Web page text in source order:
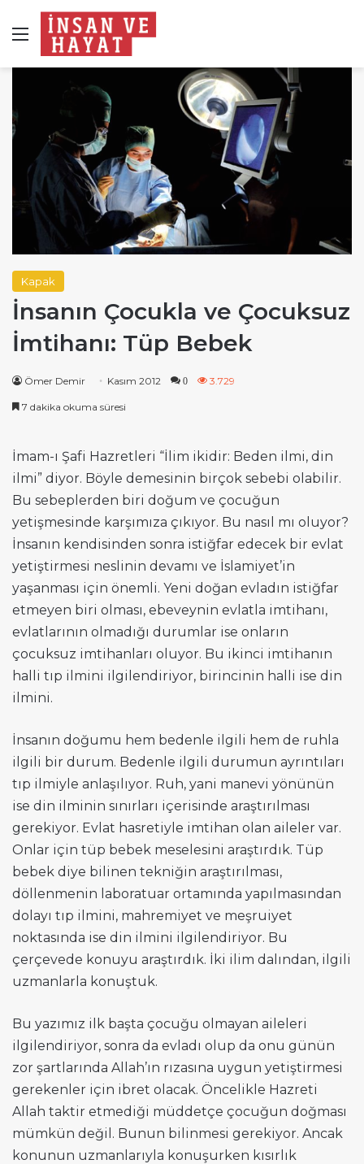
Menü
Kapak
İnsanın Çocukla ve Çocuksuz
İmtihanı: Tüp Bebek
Ömer Demir Kasım 2012 0 3.729
7 dakika okuma süresi
İmam-ı Şafi Hazretleri “İlim ikidir: Beden ilmi, din
ilmi” diyor. Böyle demesinin birçok sebebi olabilir.
Bu sebeplerden biri doğum ve çocuğun
yetişmesinde karşımıza çıkıyor. Bu nasıl mı oluyor?
İnsanın kendisinden sonra istiğfar edecek bir evlat
yetiştirmesi neslinin devamı ve İslamiyet’in
yaşanması için önemli. Yeni doğan evladın istiğfar
etmeyen biri olması, ebeveynin evlatla imtihanı,
evlatlarının olmadığı durumlar ise onların
çocuksuz imtihanları oluyor. Bu ikinci imtihanın
halli tıp ilmini ilgilendiriyor, birincinin halli ise din
ilmini.
İnsanın doğumu hem bedenle ilgili hem de ruhla
ilgili bir durum. Bedenle ilgili durumun ayrıntıları
tıp ilmiyle anlaşılıyor. Ruh, yani manevi yönünün
ise din ilminin sınırları içerisinde araştırılması
gerekiyor. Evlat hasretiyle imtihan olan aileler var.
Onlar için tüp bebek meselesini araştırdık. Tüp
bebek diye bilinen tekniğin araştırılması,
döllenmenin laboratuar ortamında yapılmasından
dolayı tıp ilmini, mahremiyet ve meşruiyet
noktasında ise din ilmini ilgilendiriyor. Bu
çerçevede konuyu araştırdık. İki ilim dalından, ilgili
uzmanlarla konuştuk.
Bu yazımız ilk başta çocuğu olmayan aileleri
ilgilendiriyor, sonra da evladı olup da onu günün
zor şartlarında Allah’ın rızasına uygun yetiştirmesi
gerekenler için ibret olacak. Öncelikle Hazreti
Allah taktir etmediği müddetçe çocuğun doğması
mümkün değil. Bunun bilinmesi gerekiyor. Ancak
konunun uzmanlarıyla konuşurken kısırlık